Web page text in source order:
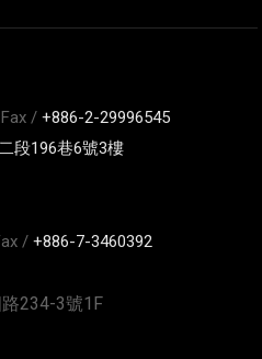
Fax / +886-2-29996545
段196巷6號3樓
/ +886-7-3460392
234-3號1F